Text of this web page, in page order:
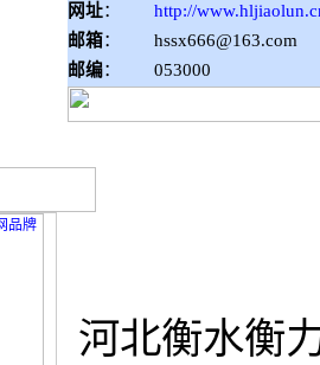
网址：
http://
邮箱：
hssx666@163.com
邮编： 053000
河北衡水衡